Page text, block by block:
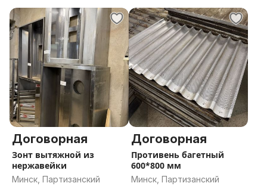
Договорная
Зонт вытяжной из
нержавейки
Минск, Партизанский
Договорная
Противень багетный
600*800 мм
Минск, Партизанский